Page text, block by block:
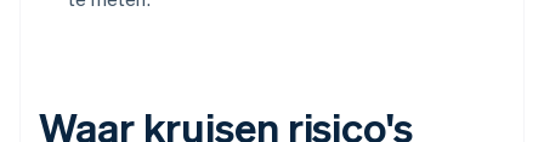
Waar kruisen risico's